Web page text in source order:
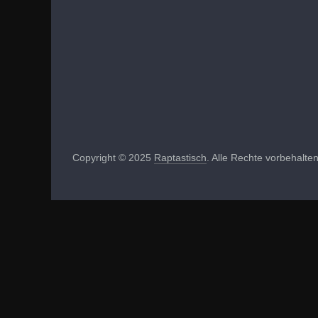
Copyright © 2025 Raptastisch . Alle Rechte